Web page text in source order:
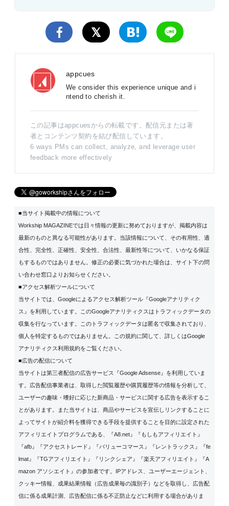
appcues
We consider this experience unique and i
ntend to cherish it.
この記事はappcuesからの転載です。配信元または著
者とコンテンツ契約を結び配信しています。
6 ways PMs can collect, analyze, and leverage user
feedback more effectively
■当サイト掲載中の情報について
Workship MAGAZINEでは日々情報の更新に努めておりますが、掲載内容は
最新のものと異なる可能性があります。当該情報について、その有用性、適
合性、完全性、正確性、安全性、合法性、最新性等について、いかなる保証
もするものではありません。修正の必要に気づかれた場合は、サイト下の問
い合わせ窓口よりお知らせください。
■アクセス解析ツールについて
当サイトでは、Googleによるアクセス解析ツール『Googleアナリティク
ス』を利用しています。このGoogleアナリティクスはトラフィックデータの
収集を行なっています。このトラフィックデータは匿名で収集されており、
個人を特定するものではありません。この規約に関して、詳しくはGoogle
アナリティクス利用規約をご覧ください。
■広告の配信について
当サイトは第三者配信の広告サービス『Google Adsense』を利用していま
す。広告配信事業者は、取得した閲覧履歴や購買履歴等の情報を分析して、
ユーザーの趣味・嗜好に応じた新商品・サービスに関する広告を表示するこ
とがあります。また当サイトは、商品やサービスを宣伝しリンクすることに
よってサイトが紹介料を獲得できる手段を提供することを目的に設定された
アフィリエイトプログラムである、『A8.net』『もしもアフィリエイト』
『afb』『アクセストレード』『バリューコマース』『レントラックス』『fe
lmat』『TGアフィリエイト』『リンクシェア』『楽天アフィリエイト』『A
mazon アソシエイト』の参加者です。IPアドレス、ユーザーエージェント、
クッキー情報、成果結果情報（広告成果毎の識別子）などを取得し、広告配
信に係る成果計測、広告配信に係る不正防止などに利用する場合がありま